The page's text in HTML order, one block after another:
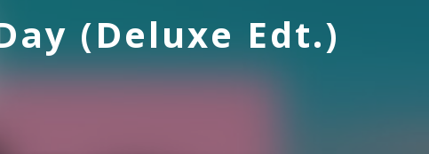
(Deluxe Edt.)